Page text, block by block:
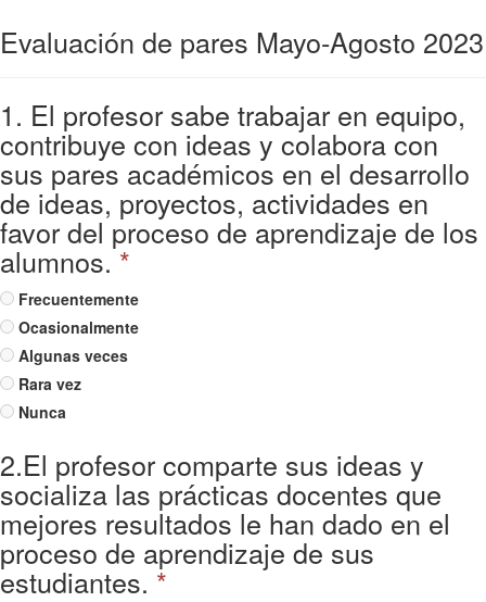
Evaluación de pares Mayo-Agosto 2023
1. El profesor sabe trabajar en equipo,
contribuye con ideas y colabora con
sus pares académicos en el desarrollo
de ideas, proyectos, actividades en
favor del proceso de aprendizaje de los
alumnos. *
Frecuentemente
Ocasionalmente
Algunas veces
Rara vez
Nunca
2.El profesor comparte sus ideas y
socializa las prácticas docentes que
mejores resultados le han dado en el
proceso de aprendizaje de sus
estudiantes. *